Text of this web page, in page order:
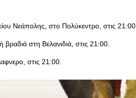
Νεάπολης, στο Πολύκεντρο, στις 21:00.
βραδιά στη Βελανιδιά, στις 21:00.
στις 21:00.